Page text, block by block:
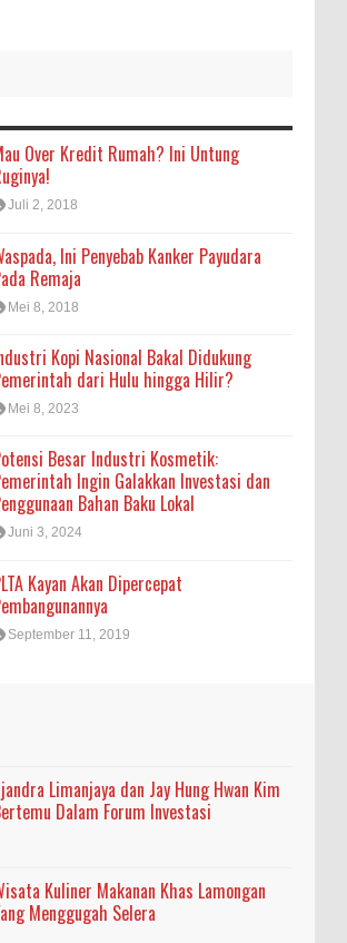
Over Kredit Rumah? Ini Untung
Juli 2, 2018
Ini Penyebab Kanker Payudara
Remaja
Mei 8, 2018
Kopi Nasional Bakal Didukung
dari Hulu hingga Hilir?
Mei 8, 2023
Besar Industri Kosmetik:
Ingin Galakkan Investasi dan
Bahan Baku Lokal
Juni 3, 2024
Kayan Akan Dipercepat
September 11, 2019
Limanjaya dan Jay Hung Hwan Kim
Dalam Forum Investasi
Kuliner Makanan Khas Lamongan
Menggugah Selera